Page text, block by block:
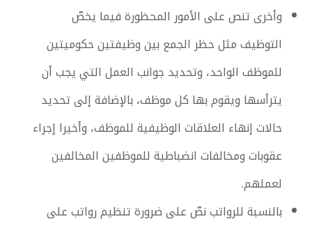
وأخرى تنص على الأمور المحظورة فيما يخصّ
التوظيف مثل حظر الجمع بين وظيفتين حكوميتين
للموظف الواحد، وتحديد جوانب العمل التي يجب أن
يترأسها ويقوم بها كل موظف، بالإضافة إلى تحديد
حالات إنهاء العلاقات الوظيفية للموظف، وأخيرا إجراء
عقوبات ومخالفات انضباطية للموظفين المخالفين
لعملهم.
بالنسبة للرواتب نصّ على ضرورة تنظيم رواتب على